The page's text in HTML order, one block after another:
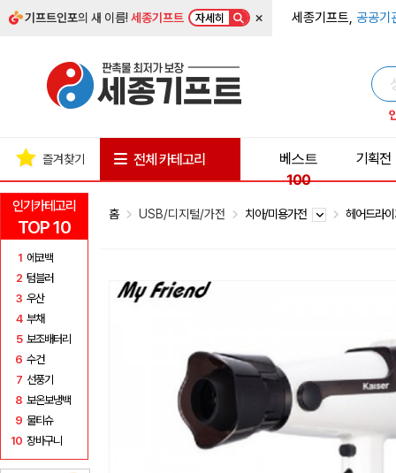
기프트인포의 새 이름!세종기프트 자세히 × 세종기프트, 공공기
인기카테고리
TOP 10
1 에코백
2 텀블러
3 우산
4 부채
5 보조배터리
6 수건
7 선풍기
8 보온보냉백
9 물티슈
10 장바구니
즐겨찾기 전체 카테고리
베스트
100
기획전
홈 USB/디지털/가전 치아/미용가전 헤어드라